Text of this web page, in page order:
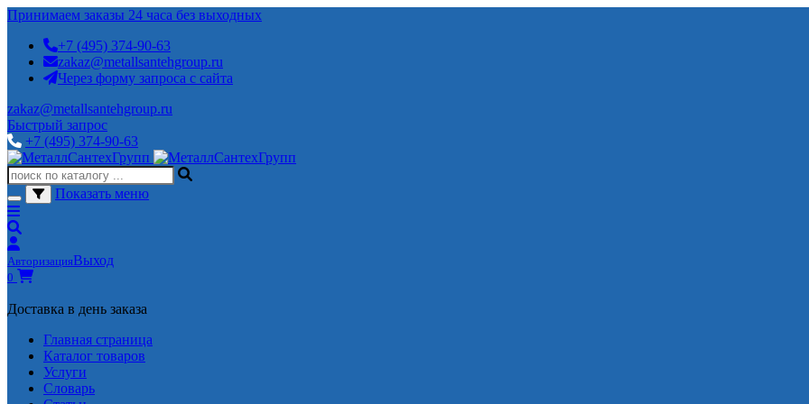
Принимаем заказы 24 часа без выходных
+7 (495) 374-90-63
zakaz@metallsantehgroup.ru
Через форму запроса с сайта
zakaz@metallsantehgroup.ru
Быстрый запрос
+7 (495) 374-90-63
Показать меню
АвторизацияВыход
0
Доставка в день заказа
Главная страница
Каталог товаров
Услуги
Словарь